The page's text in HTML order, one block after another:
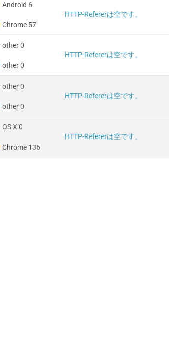
Android 6
Chrome 57
HTTP-Refererは空です。
other 0
other 0
HTTP-Refererは空です。
other 0
other 0
HTTP-Refererは空です。
OS X 0
Chrome 136
HTTP-Refererは空です。